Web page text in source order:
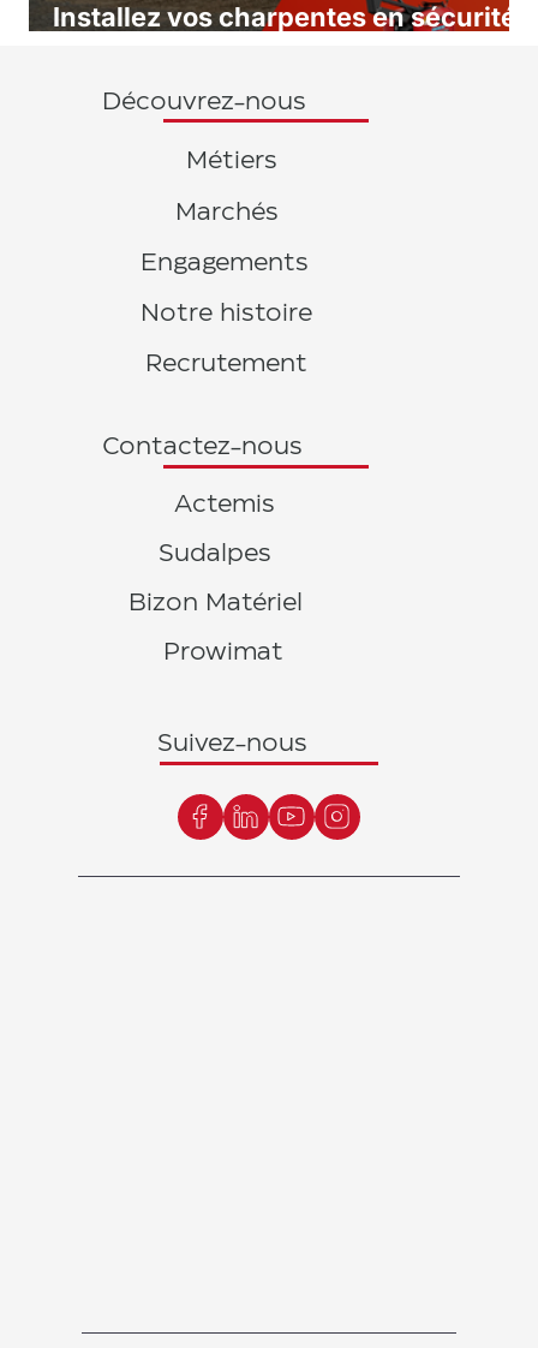
Installez vos charpentes en sécurité
Suivez-nous
Prowimat
Bizon Matériel
Sudalpes
Actemis
Contactez-nous
Recrutement
Notre histoire
Engagements
Marchés
Métiers
Découvrez-nous